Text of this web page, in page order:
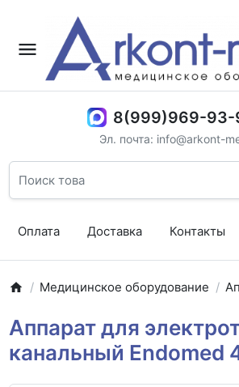
8(999)969-93-
Эл. почта: info@arkont-
Оплата Доставка Контакты
Медицинское оборудование
Аппарат для
канальный Endomed